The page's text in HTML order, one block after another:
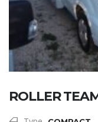
ROLLER